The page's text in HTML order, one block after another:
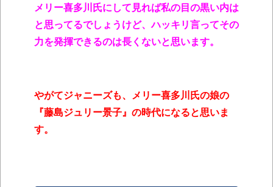
メリー喜多川氏にして見れば私の目の黒い内は
と思ってるでしょうけど、ハッキリ言ってその
力を発揮できるのは長くないと思います。
やがてジャニーズも、メリー喜多川氏の娘の
『藤島ジュリー景子』の時代になると思いま
す。